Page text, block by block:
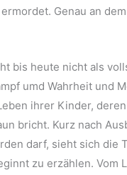
Genau an
bis heute nicht als
umd Wahrheit und
ihrer Kinder,
bricht. Kurz nach
darf, sieht sich
zu erzählen. Vom